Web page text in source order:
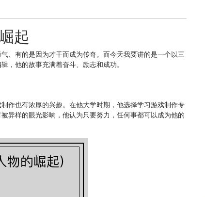
起
、有的是因为才干而成为传奇。而今天我要讲的是一个以三
，他的故事充满着奋斗、励志和成功。
作也有浓厚的兴趣。在他大学时期，他选择学习游戏制作专
异样的眼光影响，他认为只要努力，任何事都可以成为他的